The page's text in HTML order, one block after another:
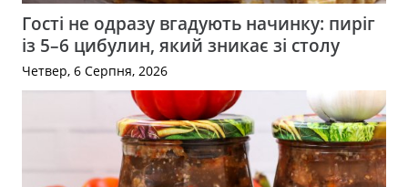
Гості не одразу вгадують начинку: пиріг
із 5–6 цибулин, який зникає зі столу
Четвер, 6 Серпня, 2026